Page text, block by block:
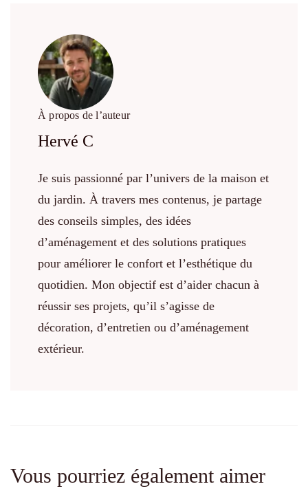
À propos de l’auteur
Hervé C
Je suis passionné par l’univers de la maison et
du jardin. À travers mes contenus, je partage
des conseils simples, des idées
d’aménagement et des solutions pratiques
pour améliorer le confort et l’esthétique du
quotidien. Mon objectif est d’aider chacun à
réussir ses projets, qu’il s’agisse de
décoration, d’entretien ou d’aménagement
extérieur.
Vous pourriez également aimer